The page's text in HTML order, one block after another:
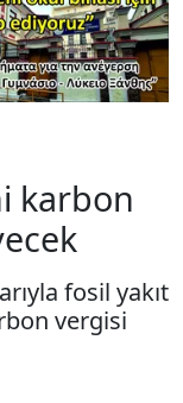
karbon
fosil yakıt
vergisi